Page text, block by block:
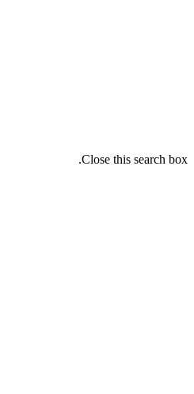
Close this search box.